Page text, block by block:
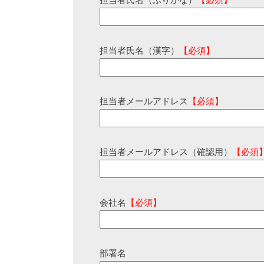
担当者氏名（漢字） 【必須】
担当者メールアドレス 【必須】
担当者メールアドレス（確認用） 【必須
会社名 【必須】
部署名